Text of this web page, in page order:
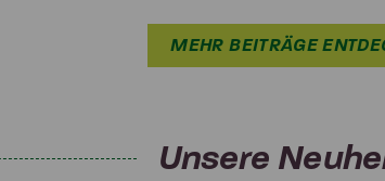
MEHR BEITRÄGE
Unsere